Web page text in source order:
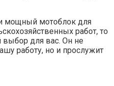
мощный мотоблок для
работ, то
для вас. Он не
работу, но и прослужит